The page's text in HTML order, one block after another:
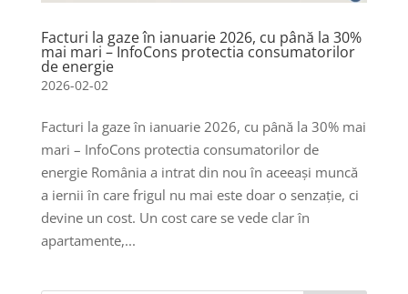
Facturi la gaze în ianuarie 2026, cu până la 30%
mai mari – InfoCons protectia consumatorilor
de energie
2026-02-02
Facturi la gaze în ianuarie 2026, cu până la 30% mai
mari – InfoCons protectia consumatorilor de
energie România a intrat din nou în aceeași muncă
a iernii în care frigul nu mai este doar o senzație, ci
devine un cost. Un cost care se vede clar în
apartamente,...